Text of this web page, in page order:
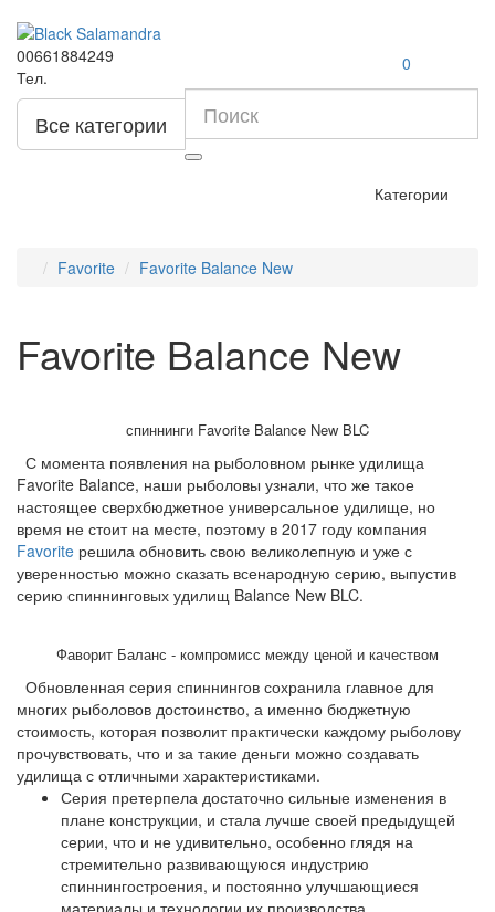
00661884249
Тел.
0
Все категории
Категории
Favorite Favorite Balance New
Favorite Balance New
спиннинги Favorite Balance New BLC
С момента появления на рыболовном рынке удилища
Favorite Balance, наши рыболовы узнали, что же такое
настоящее сверхбюджетное универсальное удилище, но
время не стоит на месте, поэтому в 2017 году компания
Favorite решила обновить свою великолепную и уже с
уверенностью можно сказать всенародную серию, выпустив
серию спиннинговых удилищ Balance New BLC.
Фаворит Баланс - компромисс между ценой и качеством
Обновленная серия спиннингов сохранила главное для
многих рыболовов достоинство, а именно бюджетную
стоимость, которая позволит практически каждому рыболову
прочувствовать, что и за такие деньги можно создавать
удилища с отличными характеристиками.
Серия претерпела достаточно сильные изменения в
плане конструкции, и стала лучше своей предыдущей
серии, что и не удивительно, особенно глядя на
стремительно развивающуюся индустрию
спиннингостроения, и постоянно улучшающиеся
материалы и технологии их производства.